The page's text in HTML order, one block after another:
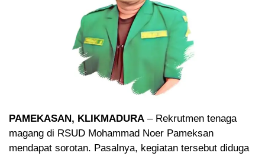
PAMEKASAN, KLIKMADURA – Rekrutmen tenaga
magang di RSUD Mohammad Noer Pameksan
mendapat sorotan. Pasalnya, kegiatan tersebut diduga